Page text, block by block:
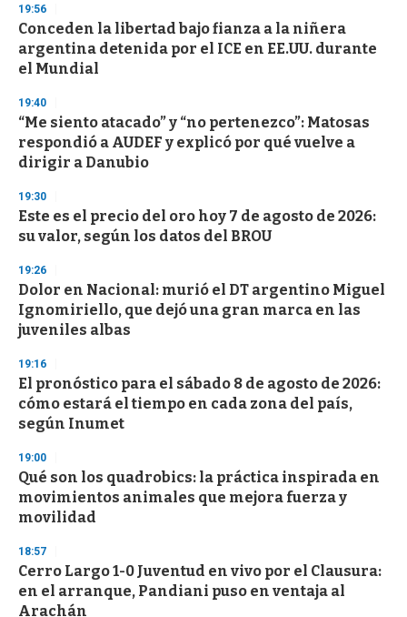
d
s
o
f
3
s
e
o
n
19:56
Conceden la libertad bajo fianza a la niñera
argentina detenida por el ICE en EE.UU. durante
el Mundial
19:40
“Me siento atacado” y “no pertenezco”: Matosas
respondió a AUDEF y explicó por qué vuelve a
dirigir a Danubio
19:30
Este es el precio del oro hoy 7 de agosto de 2026:
su valor, según los datos del BROU
19:26
Dolor en Nacional: murió el DT argentino Miguel
Ignomiriello, que dejó una gran marca en las
juveniles albas
19:16
El pronóstico para el sábado 8 de agosto de 2026:
cómo estará el tiempo en cada zona del país,
según Inumet
19:00
Qué son los quadrobics: la práctica inspirada en
movimientos animales que mejora fuerza y
movilidad
18:57
Cerro Largo 1-0 Juventud en vivo por el Clausura:
en el arranque, Pandiani puso en ventaja al
Arachán